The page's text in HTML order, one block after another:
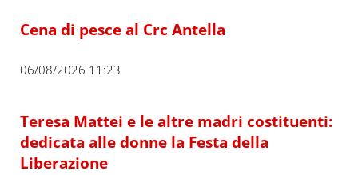
Cena di pesce al Crc Antella
06/08/2026 11:23
Teresa Mattei e le altre madri costituenti:
dedicata alle donne la Festa della
Liberazione